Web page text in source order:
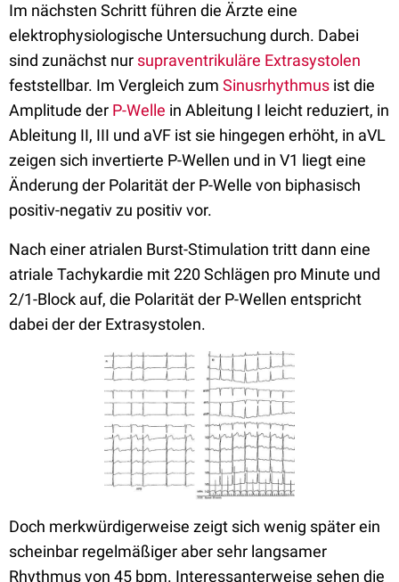
Im nächsten Schritt führen die Ärzte eine
elektrophysiologische Untersuchung durch. Dabei
sind zunächst nur supraventrikuläre Extrasystolen
feststellbar. Im Vergleich zum Sinusrhythmus ist die
Amplitude der P-Welle in Ableitung I leicht reduziert, in
Ableitung II, III und aVF ist sie hingegen erhöht, in aVL
zeigen sich invertierte P-Wellen und in V1 liegt eine
Änderung der Polarität der P-Welle von biphasisch
positiv-negativ zu positiv vor.
Nach einer atrialen Burst-Stimulation tritt dann eine
atriale Tachykardie mit 220 Schlägen pro Minute und
2/1-Block auf, die Polarität der P-Wellen entspricht
dabei der der Extrasystolen.
Doch merkwürdigerweise zeigt sich wenig später ein
scheinbar regelmäßiger aber sehr langsamer
Rhythmus von 45 bpm. Interessanterweise sehen die